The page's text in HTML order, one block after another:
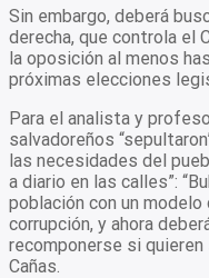
Sin embargo, deberá
derecha, que controla el
la oposición al menos
próximas elecciones
Para el analista y
salvadoreños
las necesidades del
a diario en las calles”:
población con un
corrupción, y ahora
recomponerse si
Cañas.